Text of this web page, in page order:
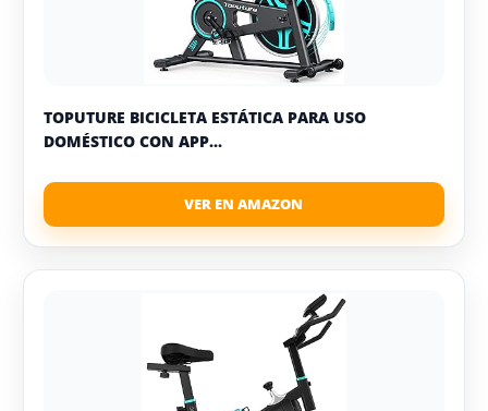
TOPUTURE BICICLETA ESTÁTICA PARA USO
DOMÉSTICO CON APP...